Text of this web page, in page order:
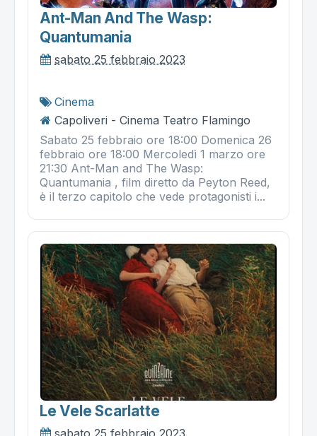
Ant-Man And The Wasp:
Quantumania
sabato 25 febbraio 2023
Cinema
Capoliveri - Cinema Teatro Flamingo
Sabato 25 febbraio ore 18:00 Domenica 26
febbraio ore 18:00 Mercoledì 1 marzo ore
21:30 Ant-Man and The Wasp:
Quantumania , film diretto da Peyton Reed,
è il terzo capitolo che vede protagonisti i...
Le Vele Scarlatte